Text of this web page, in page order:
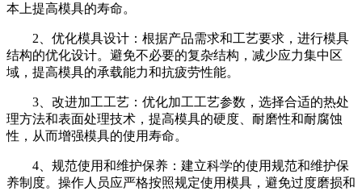
本上提高模具的寿命。
2、优化模具设计：根据产品需求和工艺要求，进行模具
结构的优化设计。避免不必要的复杂结构，减少应力集中区
域，提高模具的承载能力和抗疲劳性能。
3、改进加工工艺：优化加工工艺参数，选择合适的热处
理方法和表面处理技术，提高模具的硬度、耐磨性和耐腐蚀
性，从而增强模具的使用寿命。
4、规范使用和维护保养：建立科学的使用规范和维护保
养制度。操作人员应严格按照规定使用模具，避免过度磨损和